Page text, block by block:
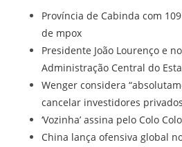
Província de Cabinda com
de mpox
Presidente João Lourenço e
Administração Central do
Wenger considera
cancelar investidores
‘Vozinha’ assina pelo Colo
China lança ofensiva global